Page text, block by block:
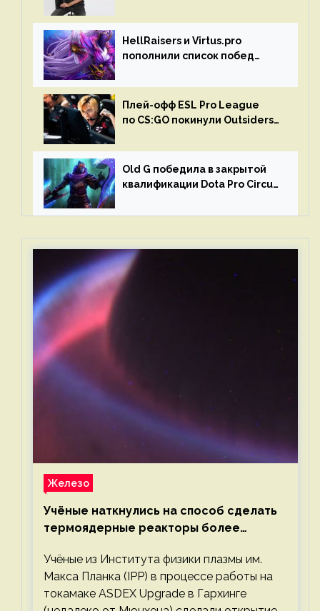
HellRaisers и Virtus.pro
пополнили список побед
Плей-офф ESL Pro League
по CS:GO покинули Outsiders
Old G победила в закрытой
квалификации Dota Pro Circuit
Железо
Учёные наткнулись на способ сделать
термоядерные реакторы более
Учёные из Института физики плазмы им.
Макса Планка (IPP) в процессе работы на
токамаке ASDEX Upgrade в Гархинге